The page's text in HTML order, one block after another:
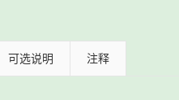
可选说明 注释